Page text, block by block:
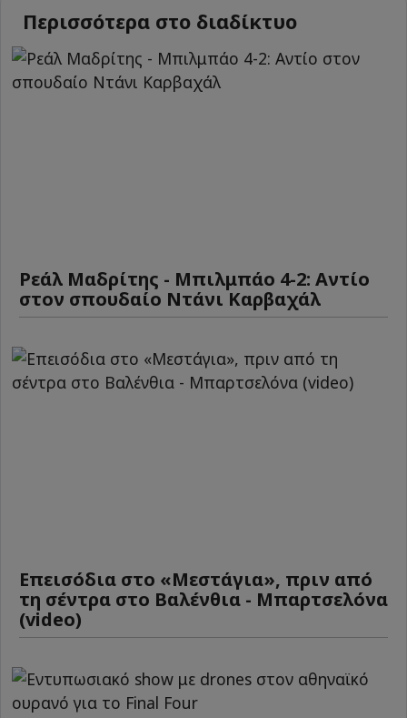
Περισσότερα στο διαδίκτυο
Ρεάλ Μαδρίτης - Μπιλμπάο 4-2: Αντίο
στον σπουδαίο Ντάνι Καρβαχάλ
Επεισόδια στο «Μεστάγια», πριν από
τη σέντρα στο Βαλένθια - Μπαρτσελόνα
(video)